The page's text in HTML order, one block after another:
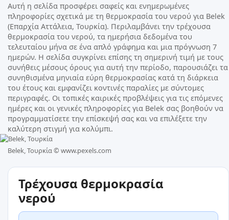
Αυτή η σελίδα προσφέρει σαφείς και ενημερωμένες
πληροφορίες σχετικά με τη θερμοκρασία του νερού για Belek
(Επαρχία Αττάλεια, Τουρκία). Περιλαμβάνει την τρέχουσα
θερμοκρασία του νερού, τα ημερήσια δεδομένα του
τελευταίου μήνα σε ένα απλό γράφημα και μια πρόγνωση 7
ημερών. Η σελίδα συγκρίνει επίσης τη σημερινή τιμή με τους
συνήθεις μέσους όρους για αυτή την περίοδο, παρουσιάζει τα
συνηθισμένα μηνιαία εύρη θερμοκρασίας κατά τη διάρκεια
του έτους και εμφανίζει κοντινές παραλίες με σύντομες
περιγραφές. Οι τοπικές καιρικές προβλέψεις για τις επόμενες
ημέρες και οι γενικές πληροφορίες για Belek σας βοηθούν να
προγραμματίσετε την επίσκεψή σας και να επιλέξετε την
καλύτερη στιγμή για κολύμπι.
Belek, Τουρκία © www.pexels.com
Τρέχουσα θερμοκρασία
νερού